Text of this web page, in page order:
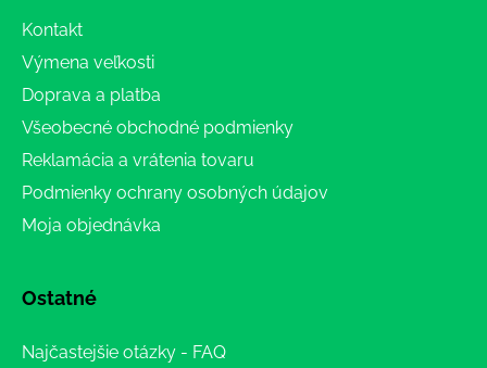
Kontakt
Výmena veľkosti
Doprava a platba
Všeobecné obchodné podmienky
Reklamácia a vrátenia tovaru
Podmienky ochrany osobných údajov
Moja objednávka
Ostatné
Najčastejšie otázky - FAQ